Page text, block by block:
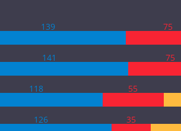
139 75
141 75
118 55
126 35